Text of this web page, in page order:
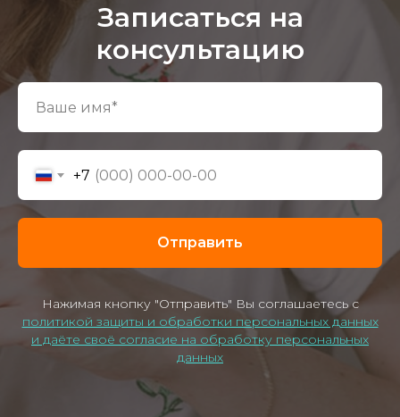
Записаться на
консультацию
+7
Отправить
Нажимая кнопку "Отправить" Вы соглашаетесь с
политикой защиты и обработки персональных данных
и даёте своё согласие на обработку персональных
данных